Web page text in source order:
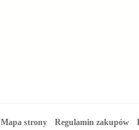
Mapa strony Regulamin zakupów